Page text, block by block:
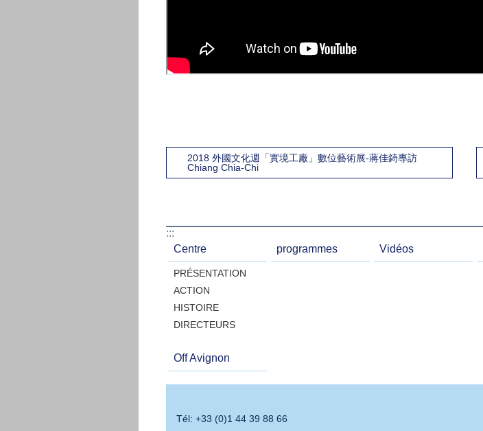
2018 外國文化週「實境工廠」數位藝術展-蔣佳錡專訪
Chiang Chia-Chi
:::
Centre
PRÉSENTATION
ACTION
HISTOIRE
DIRECTEURS
programmes Vidéos
Off Avignon
Tél: +33 (0)1 44 39 88 66